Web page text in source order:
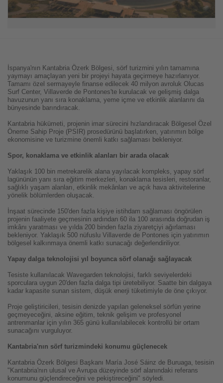
İspanya'nın Kantabria Özerk Bölgesi, sörf turizmini yılın tamamına
yaymayı amaçlayan yeni bir projeyi hayata geçirmeye hazırlanıyor.
Tamamı özel sermayeyle finanse edilecek 40 milyon avroluk Olucas
Surf Center, Villaverde de Pontones'te kurulacak ve gelişmiş dalga
havuzunun yanı sıra konaklama, yeme içme ve etkinlik alanlarını da
bünyesinde barındıracak.
Kantabria hükümeti, projenin imar sürecini hızlandıracak Bölgesel Özel
Öneme Sahip Proje (PSIR) prosedürünü başlatırken, yatırımın bölge
ekonomisine ve turizmine önemli katkı sağlaması bekleniyor.
Spor, konaklama ve etkinlik alanları bir arada olacak
Yaklaşık 100 bin metrekarelik alana yayılacak kompleks, yapay sörf
lagününün yanı sıra eğitim merkezleri, konaklama tesisleri, restoranlar,
sağlıklı yaşam alanları, etkinlik mekânları ve açık hava aktivitelerine
yönelik bölümlerden oluşacak.
İnşaat sürecinde 150'den fazla kişiye istihdam sağlaması öngörülen
projenin faaliyete geçmesinin ardından 60 ila 100 arasında doğrudan iş
imkânı yaratması ve yılda 200 binden fazla ziyaretçiyi ağırlaması
bekleniyor. Yaklaşık 500 nüfuslu Villaverde de Pontones için yatırımın
bölgesel kalkınmaya önemli katkı sunacağı değerlendiriliyor.
Yapay dalga teknolojisi yıl boyunca sörf olanağı sağlayacak
Tesiste kullanılacak Wavegarden teknolojisi, farklı seviyelerdeki
sporculara uygun 20'den fazla dalga tipi üretebiliyor. Saatte bin dalgaya
kadar kapasite sunan sistem, düşük enerji tüketimiyle de öne çıkıyor.
Proje geliştiricileri, tesisin denizde yapılan geleneksel sörfün yerine
geçmeyeceğini, aksine eğitim, teknik gelişim ve profesyonel
antrenmanlar için yılın 365 günü kullanılabilecek kontrollü bir ortam
sunacağını vurguluyor.
Kantabria'nın sörf turizmindeki konumu güçlenecek
Kantabria Özerk Bölgesi Başkanı María José Sáinz de Buruaga, tesisin
"Kantabria'nın ulusal ve Avrupa düzeyinde sörf alanındaki referans
konumunu güçlendireceğini ve pekiştireceğini" söyledi.